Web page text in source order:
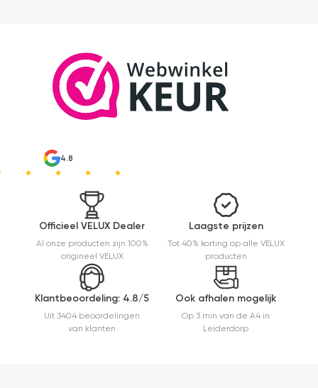
4.8
Officieel VELUX Dealer
Al onze producten zijn 100%
origineel VELUX
Laagste prijzen
Tot 40% korting op alle VELUX
producten
Klantbeoordeling: 4.8/5
Uit 3404 beoordelingen
van klanten
Ook afhalen mogelijk
Op 3 min van de A4 in
Leiderdorp